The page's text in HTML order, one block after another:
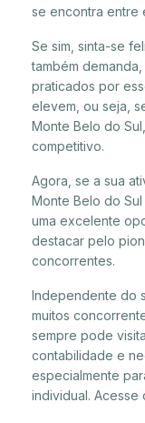
se encontra entre
Se sim, sinta-se
também
praticados por
elevem, ou seja,
Monte Belo do
competitivo.
Agora, se a sua
Monte Belo do
uma excelente
destacar pelo
concorrentes.
Independente do
muitos
sempre pode
contabilidade e
especialmente
individual. Acesse